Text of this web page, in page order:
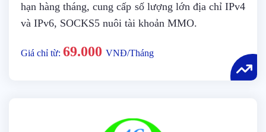
hạn hàng tháng, cung cấp số lượng lớn địa chỉ IPv4
và IPv6, SOCKS5 nuôi tài khoản MMO.
Giá chỉ từ: 69.000 VNĐ/Tháng